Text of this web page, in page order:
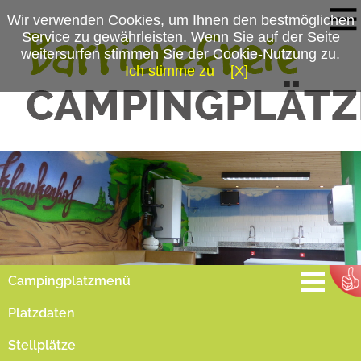
Campingplatzmenü
Platzdaten
Stellplätze
Wir verwenden Cookies, um Ihnen den bestmöglichen
Service zu gewährleisten. Wenn Sie auf der Seite
weitersurfen stimmen Sie der Cookie-Nutzung zu.
Ich stimme zu
[X]